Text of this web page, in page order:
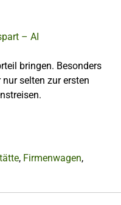
bringen. Besonders
selten zur ersten
, Firmenwagen,